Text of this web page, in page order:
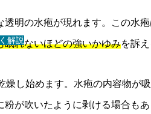
解説
明の水疱が現れます。この水
眠れないほどの強いかゆみを訴
し始めます。水疱の内容物
が吹いたように剥ける場合もあ